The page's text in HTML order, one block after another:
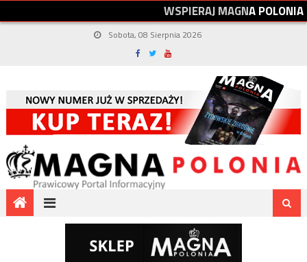
WSPIERAJMAGNAPOLONIA
Sobota, 08 Sierpnia 2026